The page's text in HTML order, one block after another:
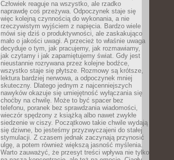
Człowiek reaguje na wszystko, ale rzadko
naprawdę coś przeżywa. Odpoczynek staje się
więc kolejną czynnością do wykonania, a nie
rzeczywistym wyjściem z napięcia. Bardzo wiele
mówi się dziś o produktywności, ale zaskakująco
mało o jakości uwagi. A przecież to właśnie uwaga
decyduje o tym, jak pracujemy, jak rozmawiamy,
jak czytamy i jak zapamiętujemy świat. Gdy jest
nieustannie rozrywana przez kolejne bodźce,
wszystko staje się płytsze. Rozmowy są krótsze,
lektura bardziej nerwowa, a odpoczynek mniej
skuteczny. Dlatego jednym z najcenniejszych
nawyków okazuje się umiejętność wyłączania się
choćby na chwilę. Może to być spacer bez
telefonu, poranek bez sprawdzania wiadomości,
wieczór spędzony z książką albo nawet zwykłe
siedzenie w ciszy. Początkowo takie chwile wydają
się dziwne, bo jesteśmy przyzwyczajeni do stałej
stymulacji. Z czasem jednak zaczynają przynosić
ulgę, a potem również większą jasność myślenia.
Warto zauważyć, że przesyt treści wpływa nie tylko